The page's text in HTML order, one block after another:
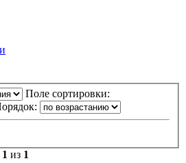
Поле сортировки:
1 из 1